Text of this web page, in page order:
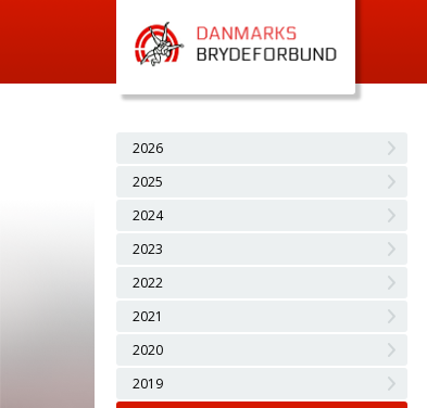
2026
2025
2024
2023
2022
2021
2020
2019